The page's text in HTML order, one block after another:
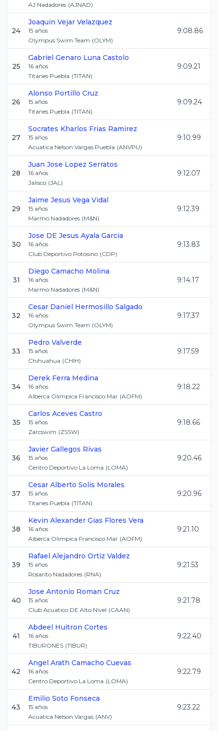
AJ Nadadores (AJNAD)
24
Joaquin Vejar Velazquez
15 años
Olympus Swim Team (OLYM)
9:08.86
25
Gabriel Genaro Luna Castolo
16 años
Titanes Puebla (TITAN)
9:09.21
26
Alonso Portillo Cruz
15 años
Titanes Puebla (TITAN)
9:09.24
27
Socrates Kharlos Frias Ramirez
15 años
Acuatica Nelson Vargas Puebla (ANVPU)
9:10.99
28
Juan Jose Lopez Serratos
16 años
Jalisco (JAL)
9:12.07
29
Jaime Jesus Vega Vidal
15 años
Marmo Nadadores (M&N)
9:12.39
30
Jose DE Jesus Ayala Garcia
16 años
Club Deportivo Potosino (CDP)
9:13.83
31
Diego Camacho Molina
16 años
Marmo Nadadores (M&N)
9:14.17
32
Cesar Daniel Hermosillo Salgado
16 años
Olympus Swim Team (OLYM)
9:17.37
33
Pedro Valverde
15 años
Chihuahua (CHIH)
9:17.59
34
Derek Ferra Medina
16 años
Alberca Olimpica Francisco Mar (AOFM)
9:18.22
35
Carlos Aceves Castro
15 años
Zarcswim (ZSSW)
9:18.66
36
Javier Gallegos Rivas
15 años
Centro Deportivo La Loma (LOMA)
9:20.46
37
Cesar Alberto Solis Morales
15 años
Titanes Puebla (TITAN)
9:20.96
38
Kevin Alexander Gias Flores Vera
16 años
Alberca Olimpica Francisco Mar (AOFM)
9:21.10
39
Rafael Alejandro Ortiz Valdez
15 años
Rosarito Nadadores (RNA)
9:21.53
40
Jose Antonio Roman Cruz
15 años
Club Acuatico DE Alto Nivel (CAAN)
9:21.78
41
Abdeel Huitron Cortes
16 años
TIBURONES (TIBUR)
9:22.40
42
Angel Arath Camacho Cuevas
16 años
Centro Deportivo La Loma (LOMA)
9:22.79
43
Emilio Soto Fonseca
15 años
Acuatica Nelson Vargas (ANV)
9:23.22